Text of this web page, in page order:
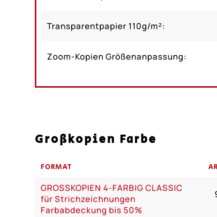
Transparentpapier 110g/m²:
Zoom-Kopien Größenanpassung:
Großkopien Farbe
FORMAT
GROSSKOPIEN 4-FARBIG CLASSIC
für Strichzeichnungen
Farbabdeckung bis 50%